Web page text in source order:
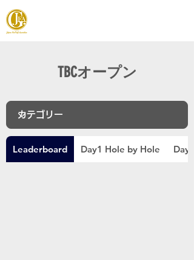
TBCオープン
Leaderboard Day1 Hole by Hole